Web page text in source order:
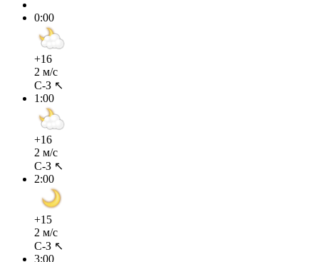
0:00
+16
2 м/с
С-З ↖
1:00
+16
2 м/с
С-З ↖
2:00
+15
2 м/с
С-З ↖
3:00